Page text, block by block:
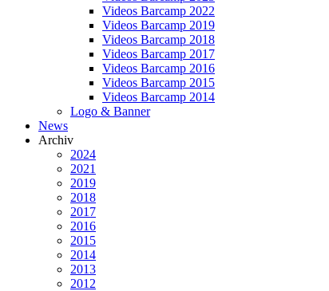
Videos Barcamp 2022
Videos Barcamp 2019
Videos Barcamp 2018
Videos Barcamp 2017
Videos Barcamp 2016
Videos Barcamp 2015
Videos Barcamp 2014
Logo & Banner
News
Archiv
2024
2021
2019
2018
2017
2016
2015
2014
2013
2012